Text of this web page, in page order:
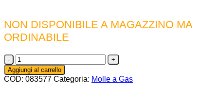
NON DISPONIBILE A MAGAZZINO MA
ORDINABILE
083577
-
Molla
a
Aggiungi al carrello
COD: 083577 Categoria: Molle a Gas